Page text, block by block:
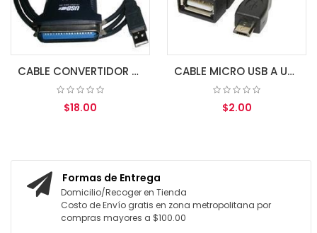
CABLE CONVERTIDOR USB A PARALELO 1284 1.0 MT MACHO
$18.00
CABLE MICRO USB A USB FEMALE OTG
$2.00
Formas de Entrega
Domicilio/Recoger en Tienda
Costo de Envío gratis en zona metropolitana por
compras mayores a $100.00